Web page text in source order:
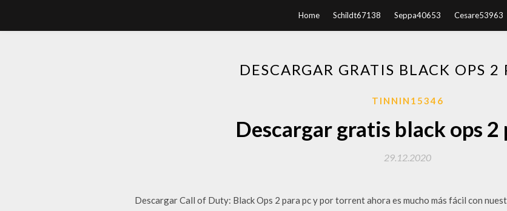
Home Schildt67138 Seppa40653 Cesare53963
DESCARGAR GRATIS BLACK OPS 2
TINNIN15346
Descargar gratis black ops 2
29.12.2020
Descargar Call of Duty: Black Ops 2 para pc y por torrent ahora es mucho más fácil con